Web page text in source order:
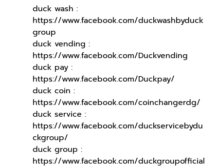
duck wash :
https://www.facebook.com/duckwashbyduck
group
duck vending :
https://www.facebook.com/Duckvending
duck pay :
https://www.facebook.com/Duckpay/
duck coin :
https://www.facebook.com/coinchangerdg/
duck service :
https://www.facebook.com/duckservicebydu
ckgroup/
duck group :
https://www.facebook.com/duckgroupofficial